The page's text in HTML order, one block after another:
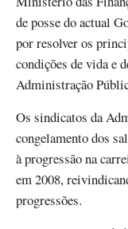
de posse do actual
por resolver os
condições de vida e
Administração
Os sindicatos da
congelamento dos
à progressão na
em 2008,
progressões.